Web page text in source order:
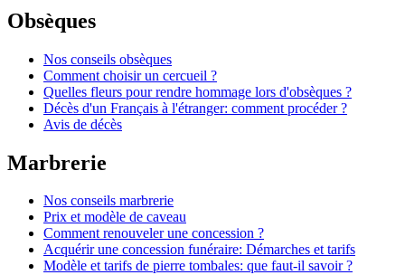
Obsèques
Nos conseils obsèques
Comment choisir un cercueil ?
Quelles fleurs pour rendre hommage lors d'obsèques ?
Décès d'un Français à l'étranger: comment procéder ?
Avis de décès
Marbrerie
Nos conseils marbrerie
Prix et modèle de caveau
Comment renouveler une concession ?
Acquérir une concession funéraire: Démarches et tarifs
Modèle et tarifs de pierre tombales: que faut-il savoir ?